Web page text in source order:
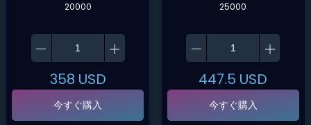
20000
358 USD
今すぐ購入
25000
447.5 USD
今すぐ購入